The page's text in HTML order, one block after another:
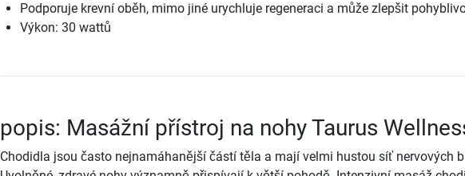
Podporuje krevní oběh, mimo jiné urychluje regeneraci a může zlepšit
Výkon: 30 wattů
popis: Masážní přístroj na nohy Taurus
Chodidla jsou často nejnamáhanější částí těla a mají velmi hustou síť nervových